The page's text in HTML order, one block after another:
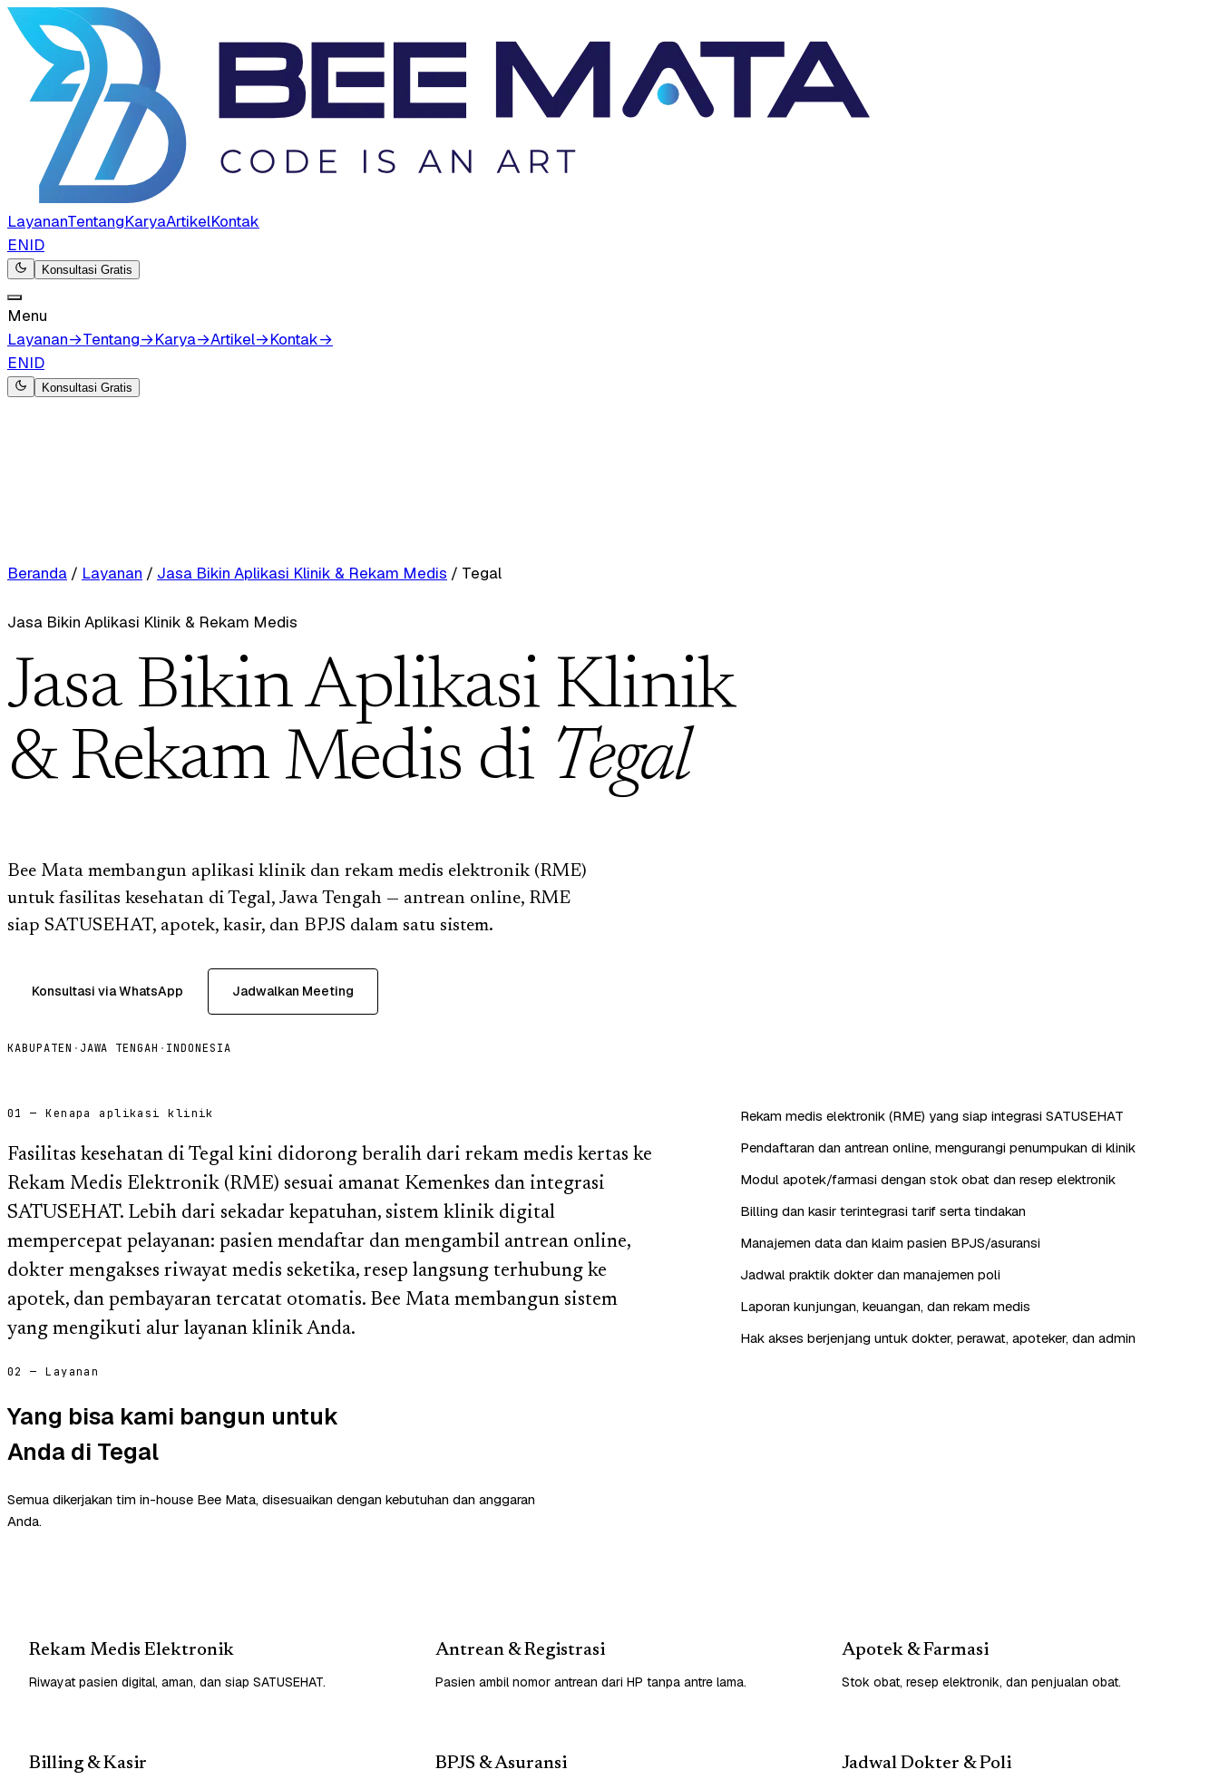
LayananTentangKaryaArtikelKontak
ENID
Konsultasi Gratis
Menu
Layanan→Tentang→Karya→Artikel→Kontak→
ENID
Konsultasi Gratis
Beranda / Layanan / Jasa Bikin Aplikasi Klinik & Rekam Medis / Tegal
Jasa Bikin Aplikasi Klinik & Rekam Medis
Jasa Bikin Aplikasi Klinik
& Rekam Medis di Tegal
Bee Mata membangun aplikasi klinik dan rekam medis elektronik (RME)
untuk fasilitas kesehatan di Tegal, Jawa Tengah — antrean online, RME
siap SATUSEHAT, apotek, kasir, dan BPJS dalam satu sistem.
Konsultasi via WhatsApp Jadwalkan Meeting
KABUPATEN · JAWA TENGAH · INDONESIA
01 — Kenapa aplikasi klinik
Fasilitas kesehatan di Tegal kini didorong beralih dari rekam medis kertas ke
Rekam Medis Elektronik (RME) sesuai amanat Kemenkes dan integrasi
SATUSEHAT. Lebih dari sekadar kepatuhan, sistem klinik digital
mempercepat pelayanan: pasien mendaftar dan mengambil antrean online,
dokter mengakses riwayat medis seketika, resep langsung terhubung ke
apotek, dan pembayaran tercatat otomatis. Bee Mata membangun sistem
yang mengikuti alur layanan klinik Anda.
Rekam medis elektronik (RME) yang siap integrasi SATUSEHAT
Pendaftaran dan antrean online, mengurangi penumpukan di klinik
Modul apotek/farmasi dengan stok obat dan resep elektronik
Billing dan kasir terintegrasi tarif serta tindakan
Manajemen data dan klaim pasien BPJS/asuransi
Jadwal praktik dokter dan manajemen poli
Laporan kunjungan, keuangan, dan rekam medis
Hak akses berjenjang untuk dokter, perawat, apoteker, dan admin
02 — Layanan
Yang bisa kami bangun untuk
Anda di Tegal
Semua dikerjakan tim in-house Bee Mata, disesuaikan dengan kebutuhan dan anggaran
Anda.
Rekam Medis Elektronik
Riwayat pasien digital, aman, dan siap SATUSEHAT.
Antrean & Registrasi
Pasien ambil nomor antrean dari HP tanpa antre lama.
Apotek & Farmasi
Stok obat, resep elektronik, dan penjualan obat.
Billing & Kasir BPJS & Asuransi Jadwal Dokter & Poli